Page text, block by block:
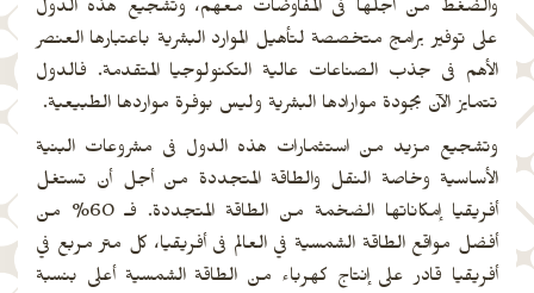
والضغط من أجلها فى المفاوضات معهم، وتشجيع هذه الدول
على توفير برامج متخصصة لتأهيل الموارد البشرية باعتبارها العنصر
الأهم فى جذب الصناعات عالية التكنولوجيا المتقدمة. فالدول
تتمايز الآن بجودة موارادها البشرية وليس بوفرة مواردها الطبيعية.
وتشجيع مزيد من استثمارات هذه الدول فى مشروعات البنية
الأساسية وخاصة النقل والطاقة المتجددة من أجل أن تستغل
أفريقيا إمكاناتها الضخمة من الطاقة المتجددة. فـ 60% من
أفضل مواقع الطاقة الشمسية في العالم فى أفريقيا، كل متر مربع في
أفريقيا قادر على إنتاج كهرباء من الطاقة الشمسية أعلى بنسبة